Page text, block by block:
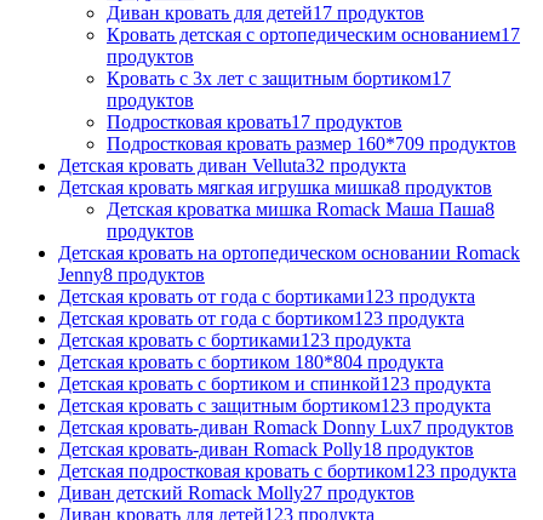
Диван кровать для детей17 продуктов
Кровать детская с ортопедическим основанием17
продуктов
Кровать с 3х лет с защитным бортиком17
продуктов
Подростковая кровать17 продуктов
Подростковая кровать размер 160*709 продуктов
Детская кровать диван Velluta32 продукта
Детская кровать мягкая игрушка мишка8 продуктов
Детская кроватка мишка Romack Маша Паша8
продуктов
Детская кровать на ортопедическом основании Romack
Jenny8 продуктов
Детская кровать от года с бортиками123 продукта
Детская кровать от года с бортиком123 продукта
Детская кровать с бортиками123 продукта
Детская кровать с бортиком 180*804 продукта
Детская кровать с бортиком и спинкой123 продукта
Детская кровать с защитным бортиком123 продукта
Детская кровать-диван Romack Donny Lux7 продуктов
Детская кровать-диван Romack Polly18 продуктов
Детская подростковая кровать с бортиком123 продукта
Диван детский Romack Molly27 продуктов
Диван кровать для детей123 продукта